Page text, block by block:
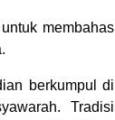
membahas
berkumpul di
Tradisi